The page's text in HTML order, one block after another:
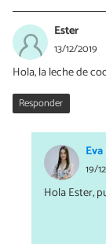
Ester
13/12/2019
Hola, la leche de
Responder
19/
Hola Ester,